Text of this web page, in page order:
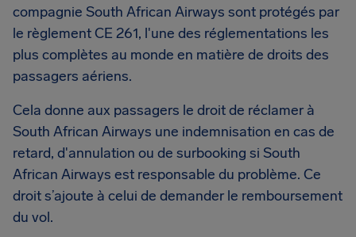
compagnie South African Airways sont protégés par
le règlement CE 261, l'une des réglementations les
plus complètes au monde en matière de droits des
passagers aériens.
Cela donne aux passagers le droit de réclamer à
South African Airways une indemnisation en cas de
retard, d'annulation ou de surbooking si South
African Airways est responsable du problème. Ce
droit s’ajoute à celui de demander le remboursement
du vol.